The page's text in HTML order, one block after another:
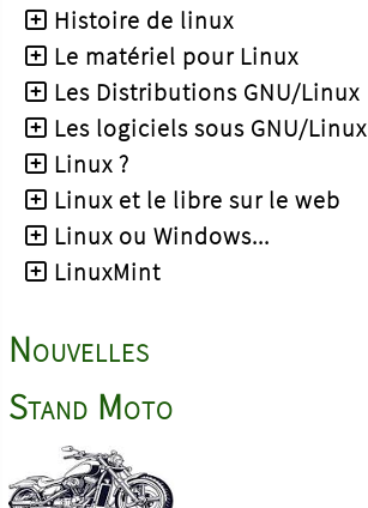
Histoire de linux
Le matériel pour Linux
Les Distributions GNU/Linux
Les logiciels sous GNU/Linux
Linux ?
Linux et le libre sur le web
Linux ou Windows...
LinuxMint
Nouvelles
Stand Moto